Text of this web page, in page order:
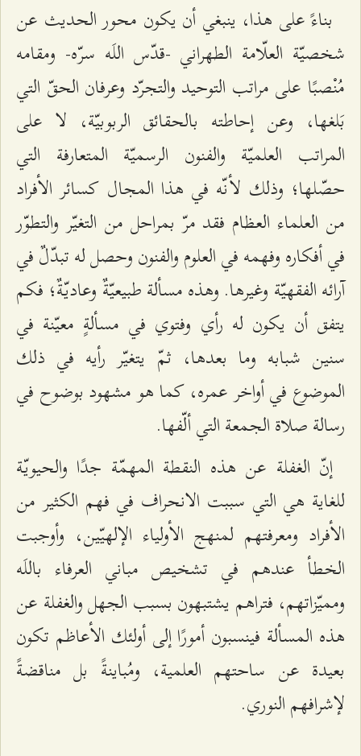
بناءً على هذا، ينبغي أن يكون محور الحديث عن
شخصيّة العلّامة الطهراني -قدّس اللَه سرّه- ومقامه
مُنْصبًا على مراتب التوحيد والتجرّد وعرفان الحقّ التي
بَلغها، وعن إحاطته بالحقائق الربوبيّة، لا على
المراتب العلميّة والفنون الرسميّة المتعارفة التي
حصّلها؛ وذلك لأنّه في هذا المجال كسائر الأفراد
من العلماء العظام فقد مرّ بمراحل من التغيّر والتطوّر
في أفكاره وفهمه في العلوم والفنون وحصل له تبدّلٌ في
آرائه الفقهيّة وغيرها. وهذه مسألة طبيعيّةٌ وعاديّةٌ؛ فكم
يتفق أن يكون له رأي وفتوي في مسألةٍ معيّنة في
سنين شبابه وما بعدها، ثمّ يتغيّر رأيه في ذلك
الموضوع في أواخر عمره، كما هو مشهود بوضوح في
رسالة صلاة الجمعة التي ألّفها.
إنّ الغفلة عن هذه النقطة المهمّة جدًا والحيويّة
للغاية هي التي سببت الانحراف في فهم الكثير من
الأفراد ومعرفتهم لمنهج الأولياء الإلهيّين، وأوجبت
الخطأ عندهم في تشخيص مباني العرفاء باللَه
ومميّزاتهم، فتراهم يشتبهون بسبب الجهل والغفلة عن
هذه المسألة فينسبون أمورًا إلى أولئك الأعاظم تكون
بعيدة عن ساحتهم العلمية، ومُباينةً بل مناقضةً
لإشرافهم النوري.